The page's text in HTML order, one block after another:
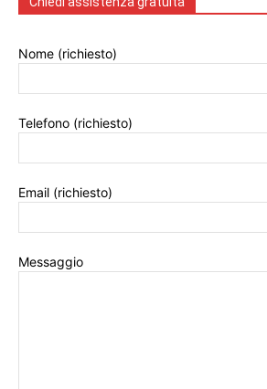
Nome (richiesto)
Telefono (richiesto)
Email (richiesto)
Messaggio